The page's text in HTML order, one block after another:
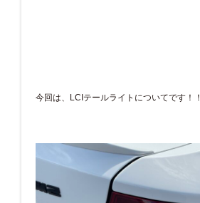
今回は、LCIテールライトについてです！！